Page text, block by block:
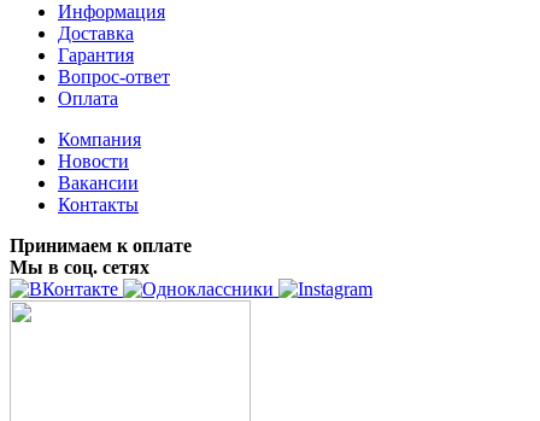
Информация
Доставка
Гарантия
Вопрос-ответ
Оплата
Компания
Новости
Вакансии
Контакты
Принимаем к оплате
Мы в соц. сетях